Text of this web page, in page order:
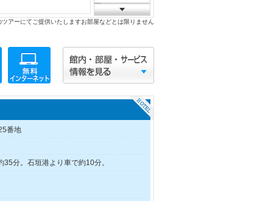
アーにてご提供いたしますお部屋などとは限りません
番地
分。石垣港より車で約10分。